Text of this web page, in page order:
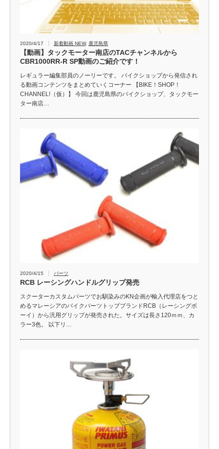
2020/4/17 新着動画 NEW, 鹿児島県
【動画】タックモーター南店のTACチャンネルから
CBR1000RR-R SP動画のご紹介です！
レギュラー編集部員のノーリーです。 バイクショップから発信され
る動画コンテンツをまとめていくコーナー 【BIKE！SHOP！
CHANNEL!（仮）】 今回は鹿児島県のバイクショップ、タックモー
ター南店…
2020/4/15 パーツ
RCB レーシングハンドルグリップ発売
スクーターカスタムパーツでお馴染みのKN企画が輸入代理店をつと
めるマレーシアのバイクパーツトップブランドRCB（レーシングボ
ーイ）から汎用グリップが発売された。サイズは長さ120ｍｍ、カ
ラー3色。 以下リ…